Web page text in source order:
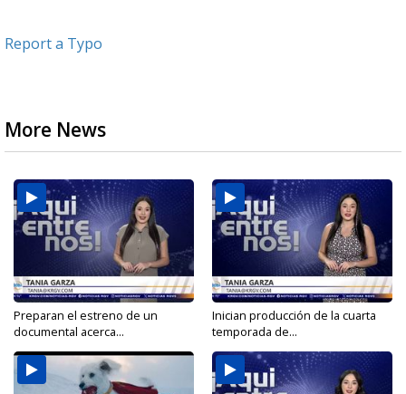
Report a Typo
More News
Preparan el estreno de un
documental acerca...
Inician producción de la cuarta
temporada de...